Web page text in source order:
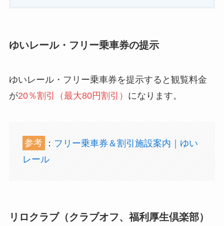
ゆいレール・フリー乗車券の提示
ゆいレール・フリー乗車券を提示すると観覧料金
が20％割引（最大80円割引） になります。
参考 ： フリー乗車券＆割引施設案内｜ゆい
レール
リロクラブ（クラブオフ、福利厚生倶楽部）